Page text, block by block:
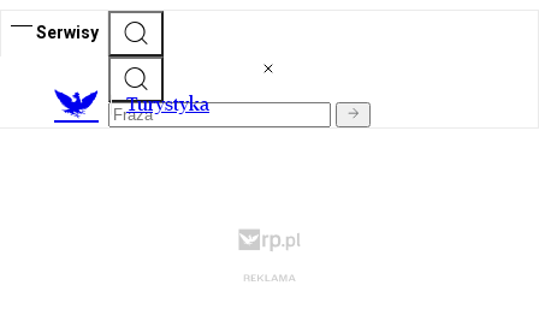
Serwisy
Turystyka